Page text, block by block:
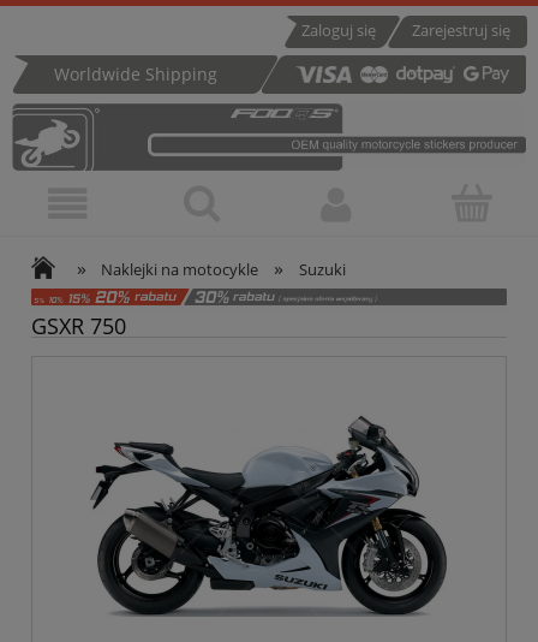
Zarejestruj się
Zaloguj się
Worldwide Shipping
» Naklejki na motocykle » Suzuki
GSXR 750